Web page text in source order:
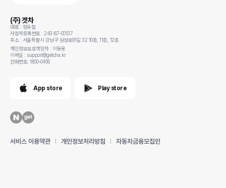
(주) 겟차
대표 : 정유철
사업자등록번호 : 243-87-00137
주소 : 서울특별시 강남구 삼성로91길 32 10층, 11층, 12층
개인정보보호책임자 : 이동용
이메일 : support@getcha.kr
전화번호: 1800-0456
App store Play store
서비스 이용약관 개인정보처리방침 자동차금융모집인